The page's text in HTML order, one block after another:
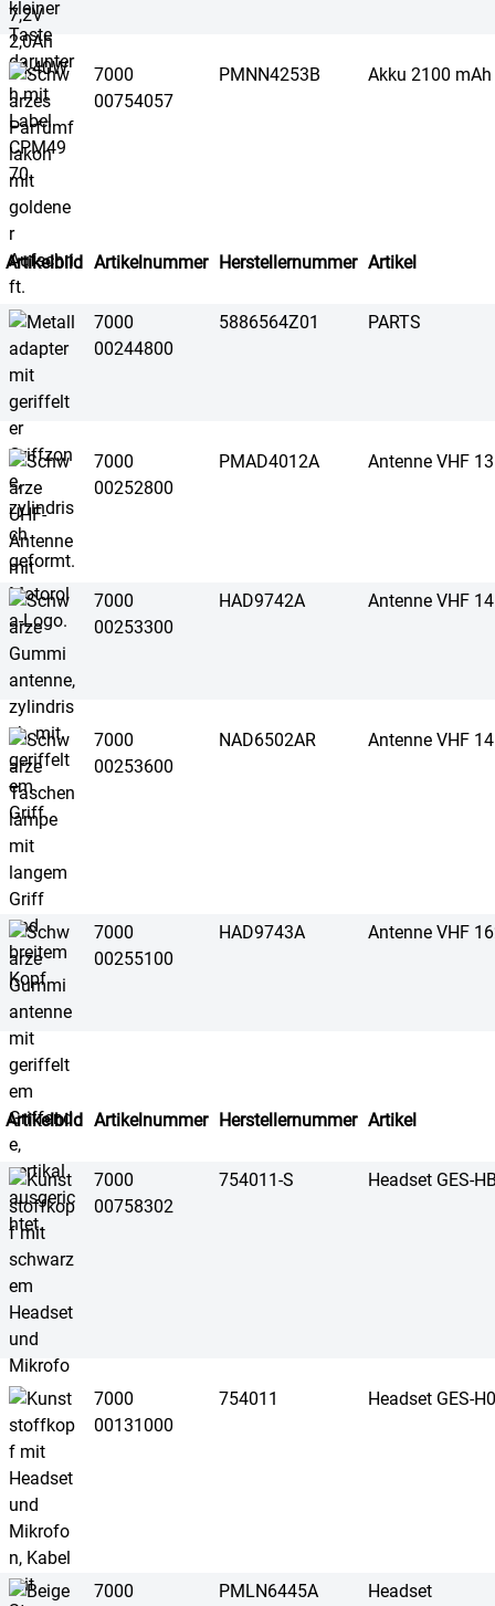
7000
00754057
PMNN4253B Akku 2100 mAh
Artikelbild Artikelnummer Herstellernummer Artikel
7000
00244800
5886564Z01 PARTS
7000
00252800
PMAD4012A Antenne VHF
7000
00253300
HAD9742A Antenne VHF
7000
00253600
NAD6502AR Antenne VHF
7000
00255100
HAD9743A Antenne VHF
Artikelbild Artikelnummer Herstellernummer Artikel
7000
00758302
754011-S Headset GES-
7000
00131000
754011 Headset GES-
7000 PMLN6445A Headset